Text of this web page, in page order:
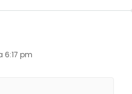
6:17 pm